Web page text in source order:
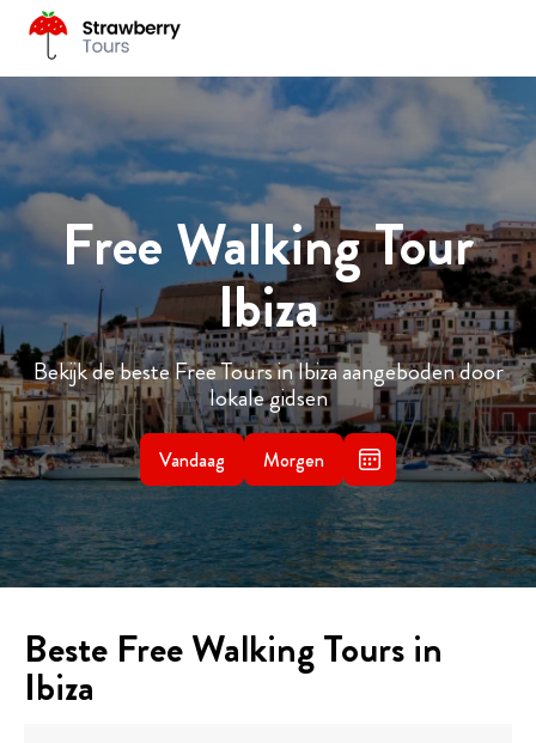
Free Walking Tour
Ibiza
Bekijk de beste Free Tours in Ibiza aangeboden door
lokale gidsen
Vandaag Morgen
Beste Free Walking Tours in
Ibiza